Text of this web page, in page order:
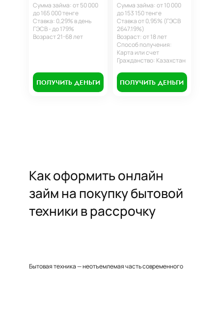
Сумма займа: от 50 000
до 165 000 тенге
Ставка: 0,29% в день
ГЭСВ - до 179%
Возраст 21-68 лет
ПОЛУЧИТЬ ДЕНЬГИ
Сумма займа: от 10 000
до 153 150 тенге
Ставка от 0,95% (ГЭСВ
2647.19%)
Возраст: от 18 лет
Способ получения:
Карта или счет
Гражданство: Казахстан
ПОЛУЧИТЬ ДЕНЬГИ
Как оформить онлайн
займ на покупку бытовой
техники в рассрочку
Бытовая техника — неотъемлемая часть современного